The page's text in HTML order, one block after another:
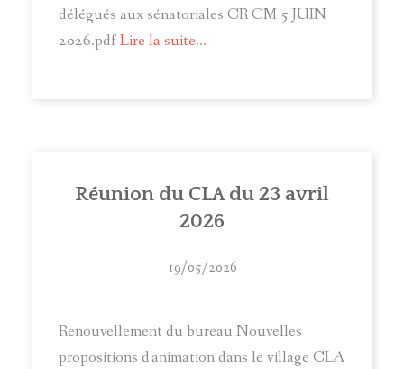
délégués aux sénatoriales CR CM 5 JUIN
2026.pdfLire la suite...
Réunion du CLA du 23 avril
2026
19/05/2026
Renouvellement du bureau Nouvelles
propositions d'animation dans le village CLA